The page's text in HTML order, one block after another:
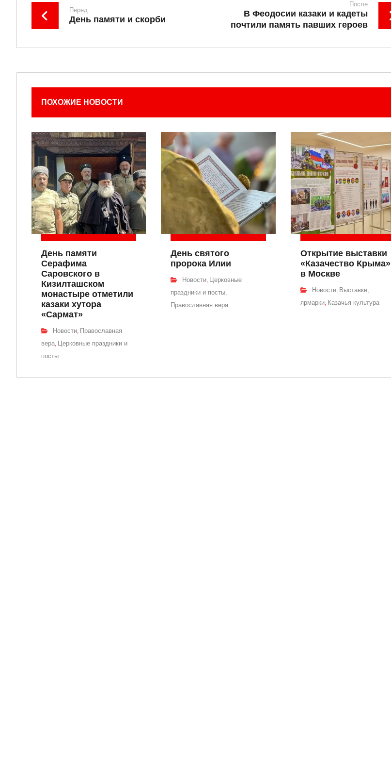
Перед
День памяти и скорби
После
В Феодосии казаки и кадеты
почтили память павших героев
ПОХОЖИЕ НОВОСТИ
День памяти
Серафима
Саровского в
Кизилташском
монастыре отметили
казаки хутора
«Сармат»
Новости, Православная
вера, Церковные праздники и
посты
День святого
пророка Илии
Новости, Церковные
праздники и посты,
Православная вера
Открытие выставки
«Казачество Крыма»
в Москве
Новости, Выставки,
ярмарки, Казачья культура